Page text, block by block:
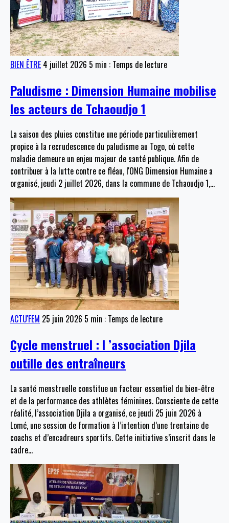
BIEN ÊTRE 4 juillet 2026 5 min : Temps de lecture
Paludisme : Dimension Humaine mobilise
les acteurs de Tchaoudjo 1
La saison des pluies constitue une période particulièrement
propice à la recrudescence du paludisme au Togo, où cette
maladie demeure un enjeu majeur de santé publique. Afin de
contribuer à la lutte contre ce fléau, l'ONG Dimension Humaine a
organisé, jeudi 2 juillet 2026, dans la commune de Tchaoudjo 1,…
ACTU'FEM 25 juin 2026 5 min : Temps de lecture
Cycle menstruel : l ’association Djila
outille des entraîneurs
La santé menstruelle constitue un facteur essentiel du bien-être
et de la performance des athlètes féminines. Consciente de cette
réalité, l’association Djila a organisé, ce jeudi 25 juin 2026 à
Lomé, une session de formation à l’intention d’une trentaine de
coachs et d’encadreurs sportifs. Cette initiative s’inscrit dans le
cadre…